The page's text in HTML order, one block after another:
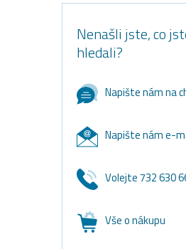
Nenašli jste, co
hledali?
Napište nám na
Napište nám e-
Volejte 732 630
Vše o nákupu